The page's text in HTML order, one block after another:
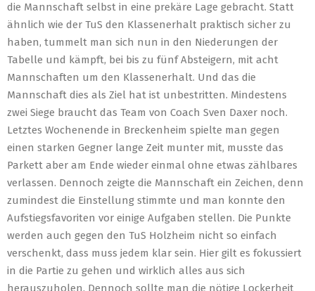
die Mannschaft selbst in eine prekäre Lage gebracht. Statt
ähnlich wie der TuS den Klassenerhalt praktisch sicher zu
haben, tummelt man sich nun in den Niederungen der
Tabelle und kämpft, bei bis zu fünf Absteigern, mit acht
Mannschaften um den Klassenerhalt. Und das die
Mannschaft dies als Ziel hat ist unbestritten. Mindestens
zwei Siege braucht das Team von Coach Sven Daxer noch.
Letztes Wochenende in Breckenheim spielte man gegen
einen starken Gegner lange Zeit munter mit, musste das
Parkett aber am Ende wieder einmal ohne etwas zählbares
verlassen. Dennoch zeigte die Mannschaft ein Zeichen, denn
zumindest die Einstellung stimmte und man konnte den
Aufstiegsfavoriten vor einige Aufgaben stellen. Die Punkte
werden auch gegen den TuS Holzheim nicht so einfach
verschenkt, dass muss jedem klar sein. Hier gilt es fokussiert
in die Partie zu gehen und wirklich alles aus sich
herauszuholen. Dennoch sollte man die nötige Lockerheit